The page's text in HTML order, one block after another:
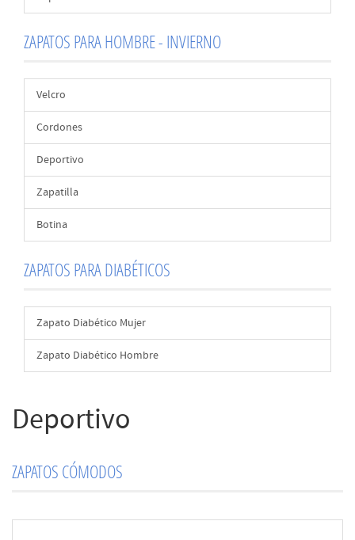
ZAPATOS PARA HOMBRE - INVIERNO
Velcro
Cordones
Deportivo
Zapatilla
Botina
ZAPATOS PARA DIABÉTICOS
Zapato Diabético Mujer
Zapato Diabético Hombre
Deportivo
ZAPATOS CÓMODOS